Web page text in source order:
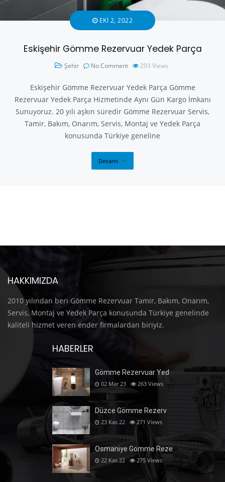
EKI 2, 2022
Eskişehir Gömme Rezervuar Yedek Parça
Şehir No Comment 293 Views
Eskişehir Gömme Rezervuar Yedek Parça Gömme
Rezervuar Yedek Parça Hizmetinde Aynı Gün Kargo İmkanı
Sunuyoruz. 20 yılı aşkın süredir Gömme Rezervuar Servis,
Tamir, Bakım, Onarım, Servis, Montaj ve Yedek Parça
konusunda Türkiye geneline
Devamı
HAKKIMIZDA
2010 yılından beri Gömme Rezervuar Tamir, Bakım, Onarım,
Servis, Montaj ve Yedek Parça konusunda Türkiye genelinde
kaliteli hizmet veren ender firmalardan biriyiz.
HABERLER
Gömme Rezervuar Yed
02 Mar 23 263 Views
Düzce Gömme Rezerv
23 Kas 22 271 Views
Osmaniye Gömme Reze
22 Kas 22 275 Views